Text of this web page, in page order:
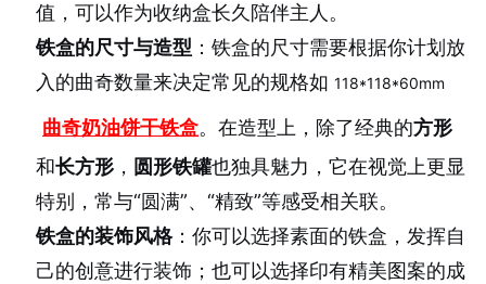
值，可以作为收纳盒长久陪伴主人。
铁盒的尺寸与造型 ：铁盒的尺寸需要根据你计划放
入的曲奇数量来决定常见的规格如 118*118*60mm
曲奇奶油饼干铁盒。在造型上，除了经典的方形
和长方形 ， 圆形铁罐也独具魅力，它在视觉上更显
特别，常与“圆满”、“精致”等感受相关联。
铁盒的装饰风格：你可以选择素面的铁盒，发挥自
己的创意进行装饰；也可以选择印有精美图案的成